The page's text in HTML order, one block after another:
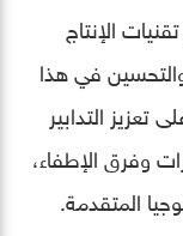
الإنتاج
في هذا
التدابير
وفرق الإطفاء،
المتقدمة.